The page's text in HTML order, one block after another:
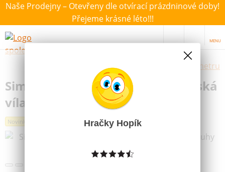
Naše Prodejny – Otevřeny dle otvírací prázdninové doby!
Přejeme krásné léto!!!
MENU
Výběr hraček dle zvoleného parametru
Simba Panenka Steffi Swap mořská
víla různé druhy 29cm
Novinka Hračky Hopík